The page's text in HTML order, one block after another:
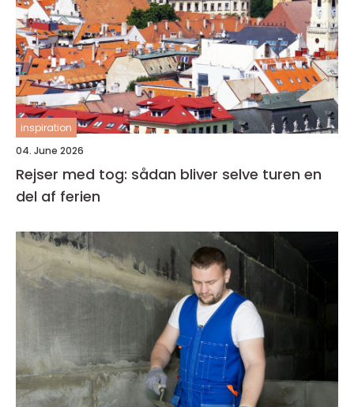
inspiration
04. June 2026
Rejser med tog: sådan bliver selve turen en
del af ferien